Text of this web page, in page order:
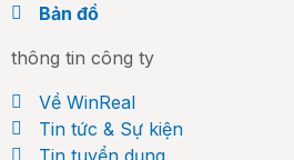
Bản đồ
thông tin công ty
Về WinReal
Tin tức & Sự kiện